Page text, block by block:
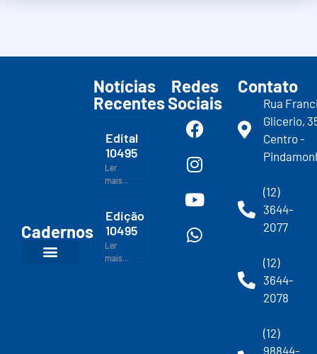
Cadernos
Notícias
Recentes
Edital
10495
Ler
mais...
Edição
10495
Ler
mais...
Redes
Sociais
Contato
Rua
Glicerio,
Centro -
(12)
3644-
2077
(12)
3644-
2078
(12)
98844-